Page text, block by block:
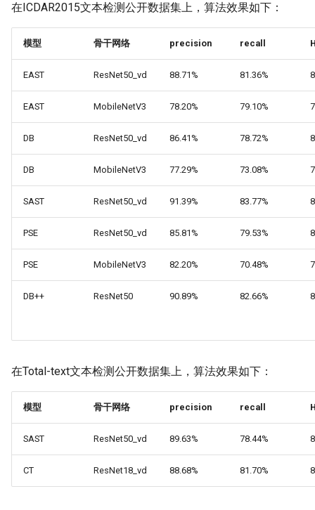
RFL
ParseQ
CPPD
在ICDAR2015文本检测公开数据集上，算法效果如下：
模型 骨干网络 precision recall
EAST ResNet50_vd 88.71% 81.36%
EAST MobileNetV3 78.20% 79.10%
DB ResNet50_vd 86.41% 78.72%
DB MobileNetV3 77.29% 73.08%
SAST ResNet50_vd 91.39% 83.77%
PSE ResNet50_vd 85.81% 79.53%
PSE MobileNetV3 82.20% 70.48%
DB++ ResNet50 90.89% 82.66%
在Total-text文本检测公开数据集上，算法效果如下：
模型 骨干网络 precision recall
SAST ResNet50_vd 89.63% 78.44%
CT ResNet18_vd 88.68% 81.70%